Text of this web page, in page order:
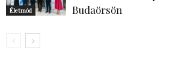
Életmód
Budaörsön